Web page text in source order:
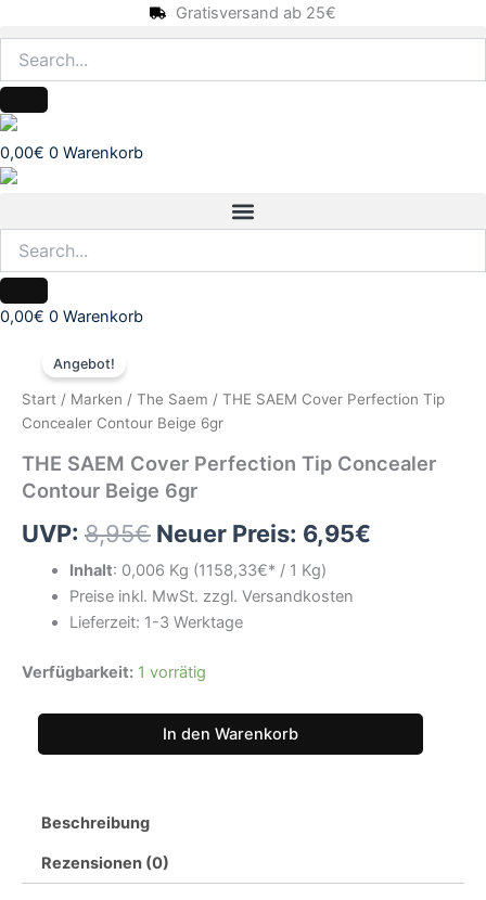
Inhalt
springen
Gratisversand ab 25€
0,00€ 0 Warenkorb
0,00€ 0 Warenkorb
Angebot!
Start / Marken / The Saem / THE SAEM Cover Perfection Tip
Concealer Contour Beige 6gr
THE SAEM Cover Perfection Tip Concealer
Contour Beige 6gr
UVP: 8,95€
Preis
war:
8,95€
Neuer Preis: 6,95€
Preis
6,95€.
Inhalt: 0,006 Kg (1158,33€* / 1 Kg)
Preise inkl. MwSt. zzgl. Versandkosten
Lieferzeit: 1-3 Werktage
Verfügbarkeit: 1 vorrätig
SAEM
Cover
Perfection
Tip
Contour
Beige
Menge
In den Warenkorb
Beschreibung
Rezensionen (0)